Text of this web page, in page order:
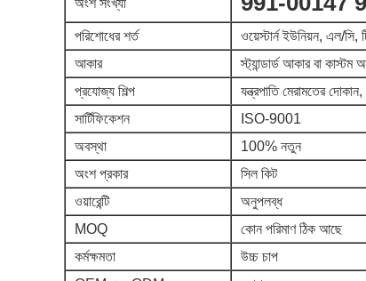
অংশ সংখ্যা
পরিশোধের শর্ত
ওয়েস্টার্ন ইউনিয়ন, এল/সি,
আকার
স্ট্যান্ডার্ড আকার বা কাস্টম
প্রযোজ্য শিল্প
যন্ত্রপাতি মেরামতের
সার্টিফিকেশন
ISO-9001
অবস্থা
100% নতুন
অংশ প্রকার
সিল কিট
ওয়ারেন্টি
অনুপলব্ধ
MOQ
কোন পরিমাণ ঠিক আছে
কর্মক্ষমতা
উচ্চ চাপ